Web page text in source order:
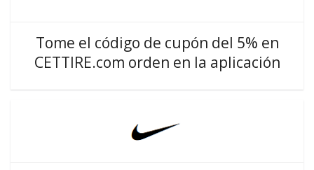
Tome el código de cupón del 5% en
CETTIRE.com orden en la aplicación